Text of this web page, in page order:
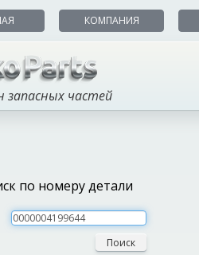
КОМПАНИЯ
запасных частей
по номеру детали
Поиск